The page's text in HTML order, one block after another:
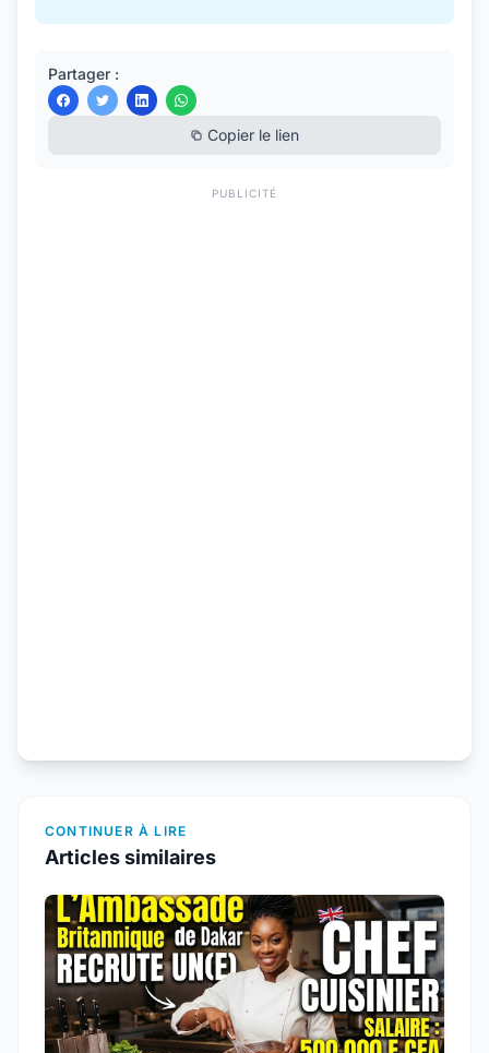
Partager :
Copier le lien
PUBLICITÉ
CONTINUER À LIRE
Articles similaires